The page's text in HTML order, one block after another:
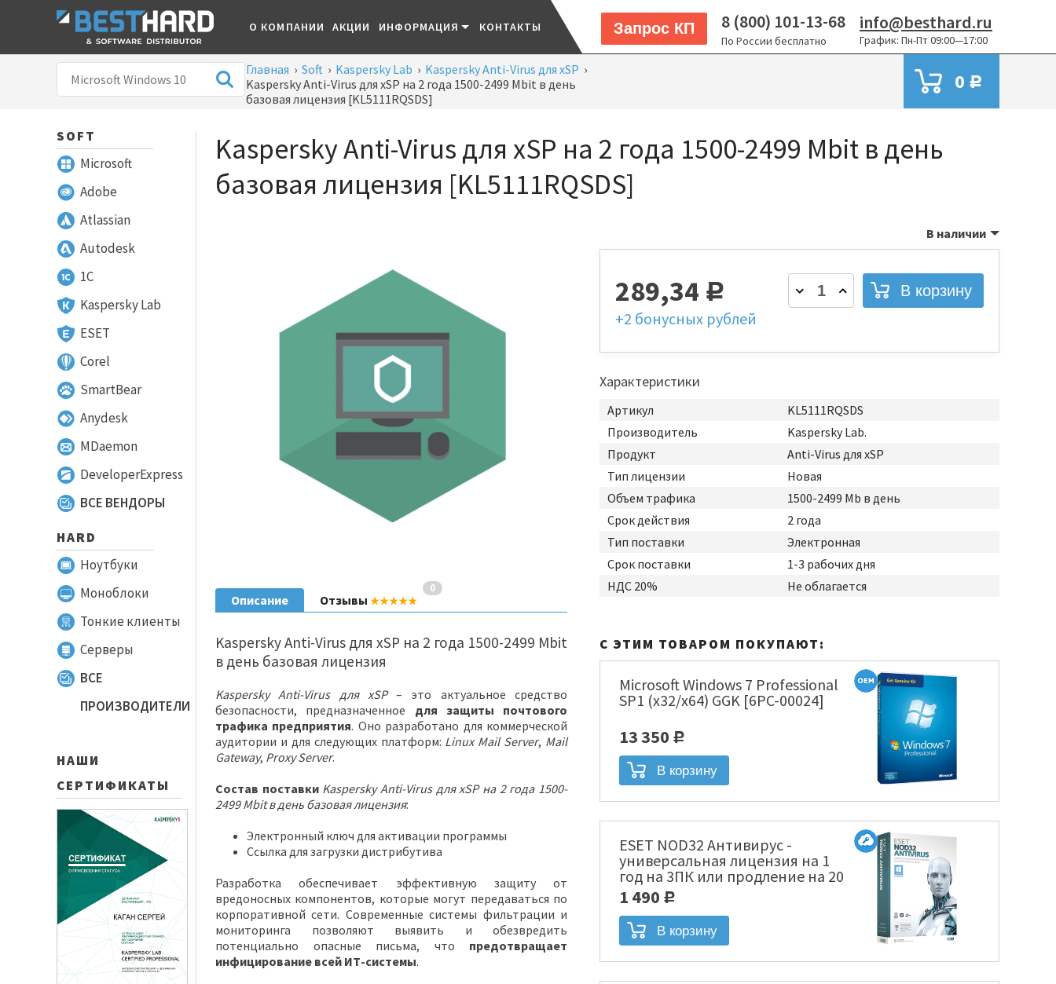
О КОМПАНИИ АКЦИИ ИНФОРМАЦИЯ КОНТАКТЫ Запрос КП 8 (800) 101-13-68
По России бесплатно
info@besthard.ru
График: Пн-Пт 09:00—17:00
Главная › Soft › Kaspersky Lab › Kaspersky Anti-Virus для xSP ›
Kaspersky Anti-Virus для xSP на 2 года 1500-2499 Mbit в день
базовая лицензия [KL5111RQSDS]
0 Р
SOFT
Microsoft
Adobe
Atlassian
Autodesk
1С
Kaspersky Lab
ESET
Corel
SmartBear
Anydesk
MDaemon
DeveloperExpress
ВСЕ ВЕНДОРЫ
HARD
Ноутбуки
Моноблоки
Тонкие клиенты
Серверы
ВСЕ
ПРОИЗВОДИТЕЛИ
НАШИ
СЕРТИФИКАТЫ
Kaspersky Anti-Virus для xSP на 2 года 1500-2499 Mbit в день
базовая лицензия [KL5111RQSDS]
В наличии
289,34 Р
+2 бонусных рублей
Характеристики
Артикул
KL5111RQSDS
Производитель
Kaspersky Lab.
Продукт
Anti-Virus для xSP
Тип лицензии
Новая
Объем трафика
1500-2499 Mb в день
Срок действия
2 года
Тип поставки
Электронная
Срок поставки
1-3 рабочих дня
НДС 20%
Не облагается
С ЭТИМ ТОВАРОМ ПОКУПАЮТ:
Microsoft Windows 7 Professional
SP1 (x32/x64) GGK [6PC-00024]
13 350 Р
ESET NOD32 Антивирус -
универсальная лицензия на 1
год на 3ПК или продление на 20
месяцев Электронная лицензия
[NOD32-ENA-1220(EKEY)-1-1]
1 490 Р
Описание Отзывы ★★★★★
0
Kaspersky Anti-Virus для xSP на 2 года 1500-2499 Mbit
в день базовая лицензия
Kaspersky Anti-Virus для xSP– это актуальное средство
безопасности, предназначенное для защиты почтового
трафика предприятия. Оно разработано для коммерческой
аудитории и для следующих платформ: Linux Mail Server, Mail
Gateway, Proxy Server.
Состав поставки Kaspersky Anti-Virus для xSP на 2 года 1500-
2499 Mbit в день базовая лицензия:
Электронный ключ для активации программы
Ссылка для загрузки дистрибутива
Разработка обеспечивает эффективную защиту от
вредоносных компонентов, которые могут передаваться по
корпоративной сети. Современные системы фильтрации и
мониторинга позволяют выявить и обезвредить
потенциально опасные письма, что предотвращает
инфицирование всей ИТ-системы.